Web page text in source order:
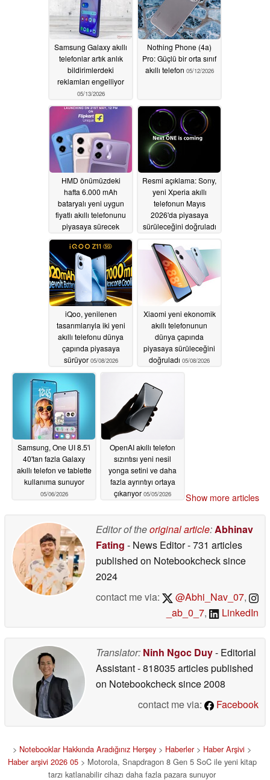
Samsung Galaxy akıllı
telefonlar artık anlık
bildirimlerdeki
reklamları engelliyor
05/13/2026
Nothing Phone (4a)
Pro: Güçlü bir orta sınıf
akıllı telefon 05/12/2026
HMD önümüzdeki
hafta 6.000 mAh
bataryalı yeni uygun
fiyatlı akıllı telefonunu
piyasaya sürecek
05/12/2026
Resmi açıklama: Sony,
yeni Xperia akıllı
telefonun Mayıs
2026'da piyasaya
sürüleceğini doğruladı
iQoo, yenilenen
tasarımlarıyla iki yeni
akıllı telefonu dünya
çapında piyasaya
sürüyor 05/08/2026
Xiaomi yeni ekonomik
akıllı telefonunun
dünya çapında
piyasaya sürüleceğini
doğruladı 05/08/2026
Samsung, One UI 8.5'i
40'tan fazla Galaxy
akıllı telefon ve tablette
kullanıma sunuyor
05/06/2026
OpenAI akıllı telefon
sızıntısı yeni nesil
yonga setini ve daha
fazla ayrıntıyı ortaya
çıkarıyor 05/05/2026 Show more articles
Editor of theoriginal article:Abhinav
Fating - News Editor- 731 articles
published on Notebookchecksince
2024
contact me via:
@Abhi_Nav_07,
_ab_0_7, LinkedIn
Translator: Ninh Ngoc Duy- Editorial
Assistant- 818035 articles published
on Notebookchecksince 2008
contact me via:
Facebook
> Notebooklar Hakkında Aradığınız Herşey > Haberler> Haber Arşivi >
Haber arşivi 2026 05> Motorola, Snapdragon 8 Gen 5 SoC ile yeni kitap
tarzı katlanabilir cihazı daha fazla pazara sunuyor